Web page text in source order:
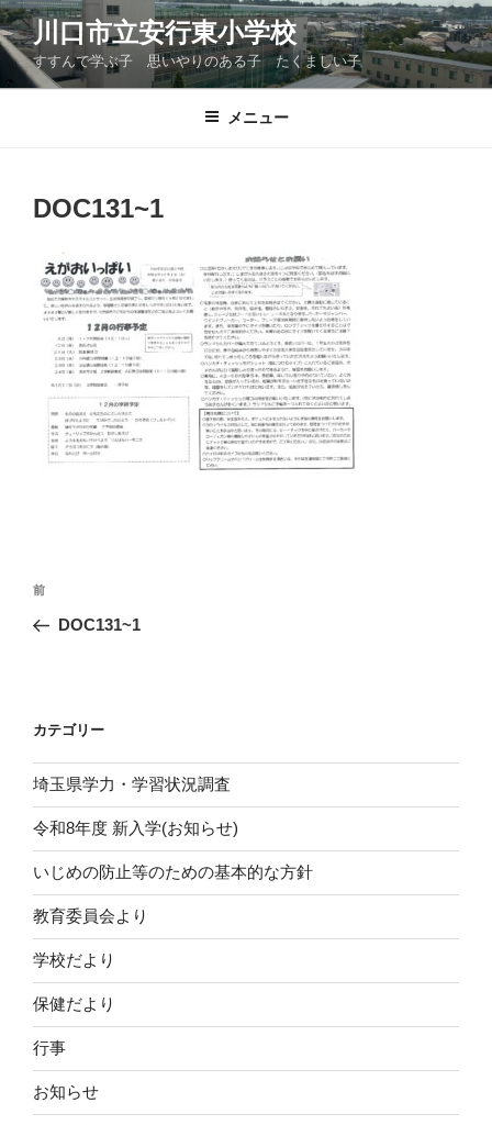
コ
ン
テ
ン
川口市立安行東小学校
すすんで学ぶ子 思いやりのある子 たくましい子
メニュー
DOC131~1
投
ナ
ー
シ
ョ
ン
前
の
前
DOC131~1
カテゴリー
埼玉県学力・学習状況調査
令和8年度 新入学(お知らせ)
いじめの防止等のための基本的な方針
教育委員会より
学校だより
保健だより
行事
お知らせ